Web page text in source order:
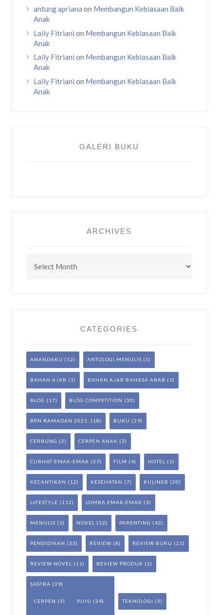
antung apriana on Membangun Kebiasaan Baik
Anak
Laily Fitriani on Membangun Kebiasaan Baik
Anak
Laily Fitriani on Membangun Kebiasaan Baik
Anak
Laily Fitriani on Membangun Kebiasaan Baik
Anak
GALERI BUKU
ARCHIVES
CATEGORIES
ANANDAKU (12) ANTOLOGI MENULIS (1)
BAHAN AJAR (1) BAHAN AJAR BAHASA ARAB (1)
BLOG (17) BLOG COMPETITION (30)
BPN RAMADAN 2021. (18) BUKU (29)
CERBUNG (2) CERPEN ANAK (3)
CURHAT EMAK-EMAK (27) FILM (4) HOTEL (1)
KECANTIKAN (12) KESEHATAN (7) KULINER (20)
LIFESTYLE (112) LOMBA EMAK-EMAK (3)
MENULIS (1) NOVEL (12) PARENTING (42)
PENDIDIKAN (33) REVIEW (8) REVIEW BUKU (21)
REVIEW NOVEL (11) REVIEW PRODUK (2)
SASTRA (39)
CERPEN (5) PUISI (34) TEKNOLOGI (3)